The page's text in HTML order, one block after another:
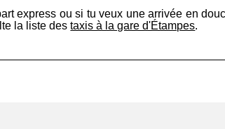
express ou si tu veux une arrivée en
la liste destaxis à la gare d'Étampes.